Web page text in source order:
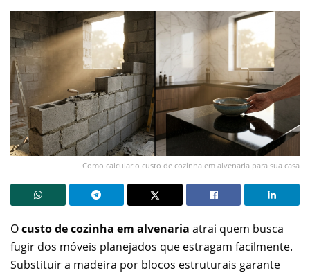
Como calcular o custo de cozinha em alvenaria para sua casa
Ocusto de cozinha em alvenaria atrai quem busca
fugir dos móveis planejados que estragam facilmente.
Substituir a madeira por blocos estruturais garante